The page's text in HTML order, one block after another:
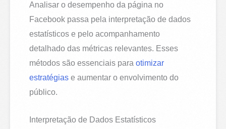
Analisar o desempenho da página no
Facebook passa pela interpretação de dados
estatísticos e pelo acompanhamento
detalhado das métricas relevantes. Esses
métodos são essenciais paraotimizar
estratégias e aumentar o envolvimento do
público.
Interpretação de Dados Estatísticos